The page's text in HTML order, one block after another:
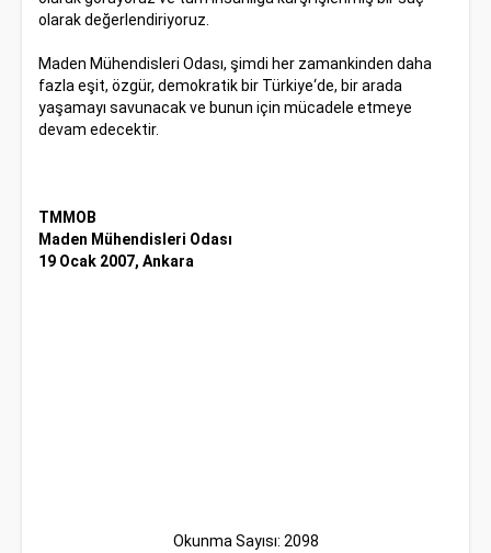
olarak değerlendiriyoruz.
Maden Mühendisleri Odası, şimdi her zamankinden daha
fazla eşit, özgür, demokratik bir Türkiye‘de, bir arada
yaşamayı savunacak ve bunun için mücadele etmeye
devam edecektir.
TMMOB
Maden Mühendisleri Odası
19 Ocak 2007, Ankara
Okunma Sayısı: 2098